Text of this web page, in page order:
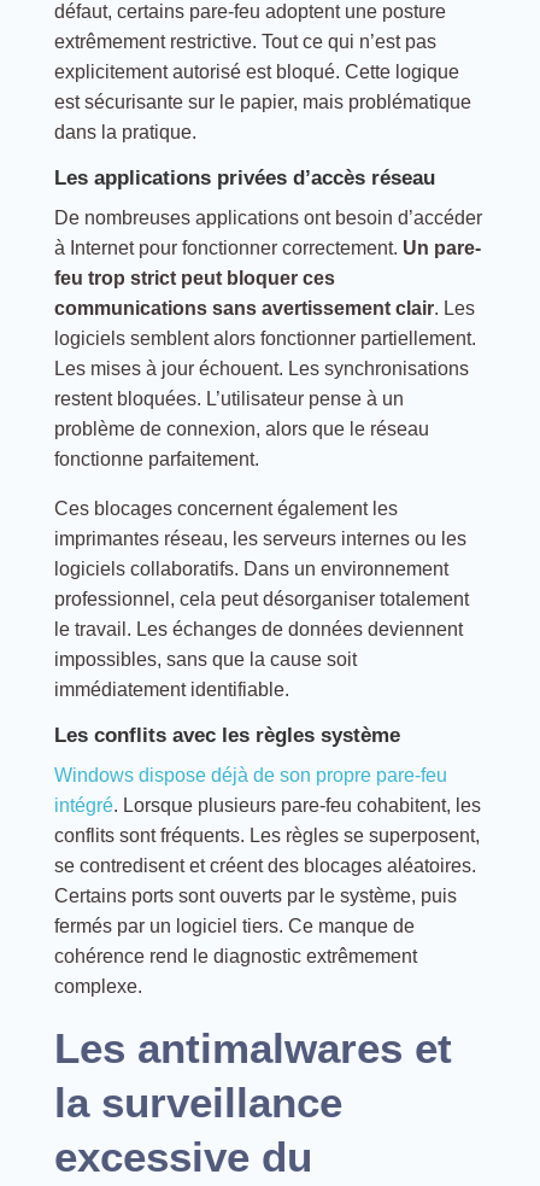
défaut, certains pare-feu adoptent une posture
extrêmement restrictive. Tout ce qui n’est pas
explicitement autorisé est bloqué. Cette logique
est sécurisante sur le papier, mais problématique
dans la pratique.
Les applications privées d’accès réseau
De nombreuses applications ont besoin d’accéder
à Internet pour fonctionner correctement. Un pare-
feu trop strict peut bloquer ces
communications sans avertissement clair. Les
logiciels semblent alors fonctionner partiellement.
Les mises à jour échouent. Les synchronisations
restent bloquées. L’utilisateur pense à un
problème de connexion, alors que le réseau
fonctionne parfaitement.
Ces blocages concernent également les
imprimantes réseau, les serveurs internes ou les
logiciels collaboratifs. Dans un environnement
professionnel, cela peut désorganiser totalement
le travail. Les échanges de données deviennent
impossibles, sans que la cause soit
immédiatement identifiable.
Les conflits avec les règles système
Windows dispose déjà de son propre pare-feu
intégré. Lorsque plusieurs pare-feu cohabitent, les
conflits sont fréquents. Les règles se superposent,
se contredisent et créent des blocages aléatoires.
Certains ports sont ouverts par le système, puis
fermés par un logiciel tiers. Ce manque de
cohérence rend le diagnostic extrêmement
complexe.
Les antimalwares et
la surveillance
excessive du